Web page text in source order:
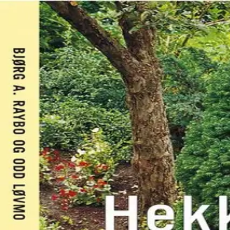
Hopp til hovedinnhold
Laster... Se handlekurv - 0 vare
Serier
Få gratis bok
Utgivelseskalender
Bokpakker
E-bøker
Forfattere
Serieliv
Bokhandel
Bok i serienTrivelig i hagen-serien
Hekker, busker og trær i